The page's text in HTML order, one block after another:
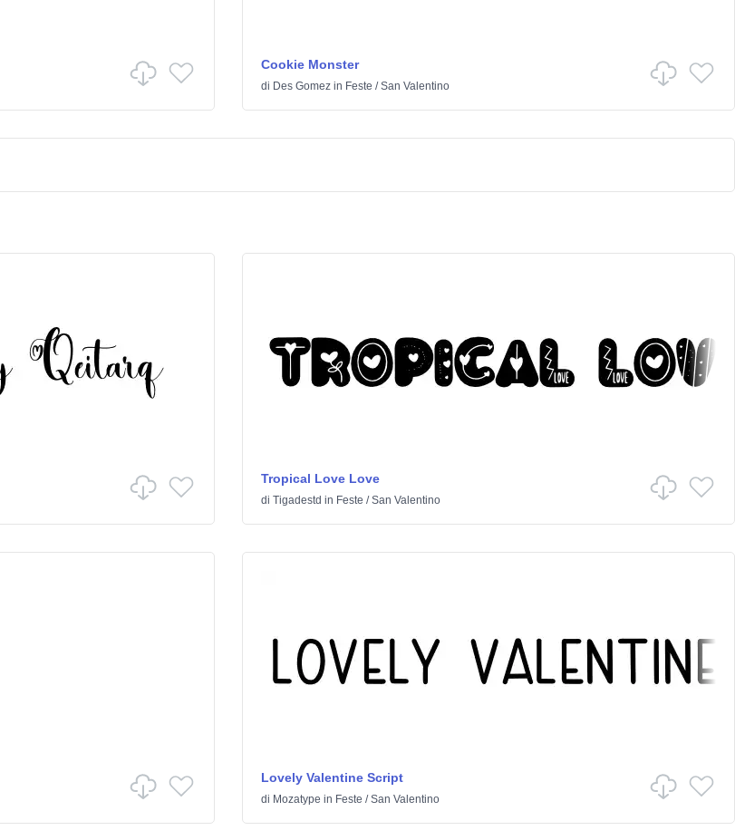
Cookie Monster
di Des Gomezin Feste /San Valentino
Tropical Love Love
di Tigadestd in Feste /San Valentino
Lovely Valentine Script
di Mozatype in Feste /San Valentino